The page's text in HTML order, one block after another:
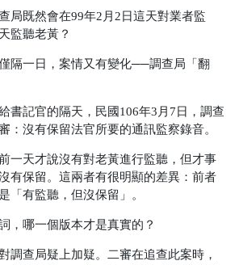
局既然會在99年2月2日這天對業者監
監聽老黃？
隔一日，案情又有變化──調查局「翻
書記官的隔天，民國106年3月7日，調查
：沒有保留法官所要的通訊監察錄音。
一天才說沒有對老黃進行監聽，但才事
有保留。這兩者有很明顯的差異：前者
「有監聽，但沒保留」。
，哪一個版本才是真實的？
調查局疑上加疑。二審在追查此案時，